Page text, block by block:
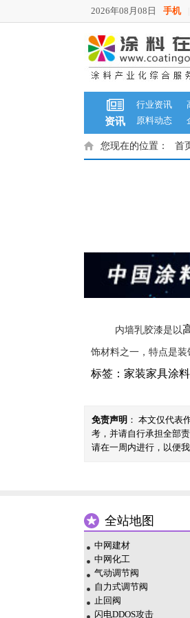
2026年08月08日 手机
资讯
行业资讯
原料动态
您现在的位置： 首
内墙乳胶漆是以
饰材料之一，特点是装
标签： 家装家具涂料
免责声明 ： 本文仅代表
考，并请自行承担全部
请在一周内进行，以便
全站地图
中网建材
中网化工
气动调节阀
自力式调节阀
止回阀
闪电DDOS攻击